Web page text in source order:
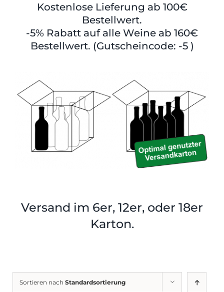
Brennerei
Tabak
Shop
Edelbrand
Kernöl
Tabak
Zubehör
Kostenlose Lieferung ab 100€
Bestellwert.
-5% Rabatt auf alle Weine ab 160€
Bestellwert. (Gutscheincode: -5 )
Versand im 6er, 12er, oder 18er
Karton.
Sortieren nach Standardsortierung